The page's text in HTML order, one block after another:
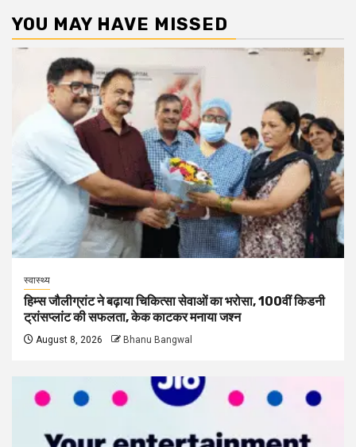
YOU MAY HAVE MISSED
स्वास्थ्य
हिम्स जौलीग्रांट ने बढ़ाया चिकित्सा सेवाओं का भरोसा, 100वीं किडनी
ट्रांसप्लांट की सफलता, केक काटकर मनाया जश्न
August 8, 2026 Bhanu Bangwal